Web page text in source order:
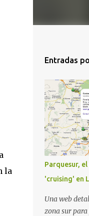
la
Entradas
Parquesur,
'cruising' en
Una web
zona sur